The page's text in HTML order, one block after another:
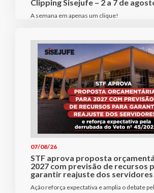
Clipping Sisejufe – 2 a 7 de
A semana em apenas um clique!
07/08/26
STF aprova proposta
2027 com previsão de recursos
garantir reajuste dos servidores
Ação reforça expectativa e amplia o debate